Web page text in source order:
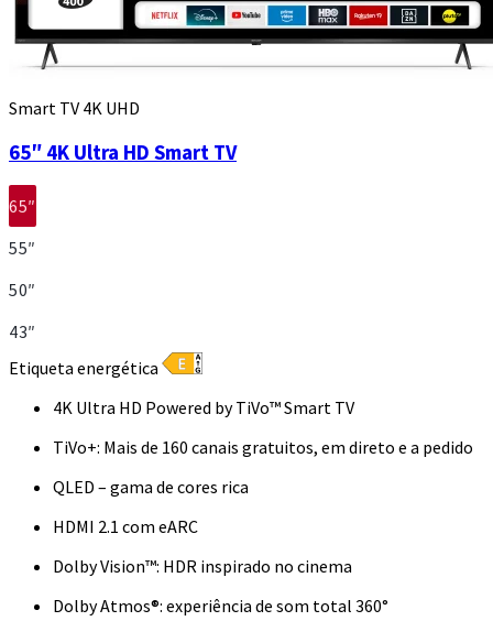
Smart TV 4K UHD
65″ 4K Ultra HD Smart TV
65″
55″
50″
43″
Etiqueta energética
4K Ultra HD Powered by TiVo™ Smart TV
TiVo+: Mais de 160 canais gratuitos, em direto e a pedido
QLED – gama de cores rica
HDMI 2.1 com eARC
Dolby Vision™: HDR inspirado no cinema
Dolby Atmos®: experiência de som total 360°